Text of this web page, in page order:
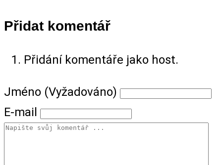
Přidat komentář
Přidání komentáře jako host.
Jméno (Vyžadováno)
E-mail